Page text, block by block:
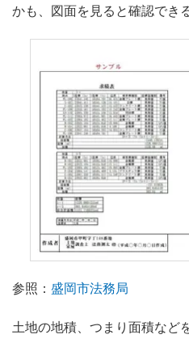
かも、図面を見ると確認でき
参照： 盛岡市法務局
土地の地積、つまり面積など